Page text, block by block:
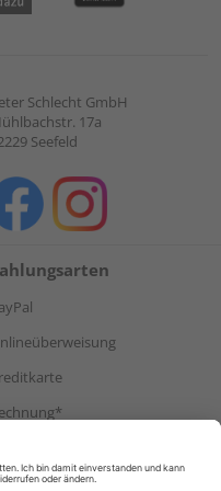
Schlecht GmbH
17a
Seefeld